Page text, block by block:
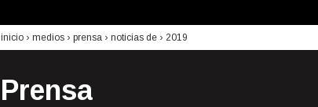
inicio › medios › prensa › noticias de › 2019
Prensa